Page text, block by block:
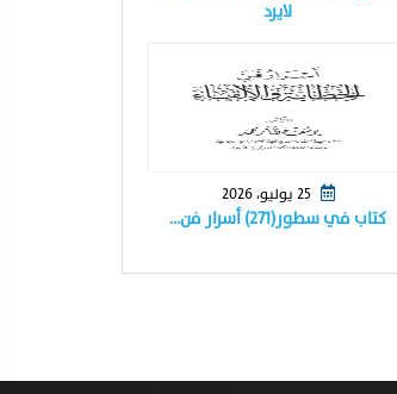
لايرد
كتاب في سطور(٢٧١) أسرار فن…